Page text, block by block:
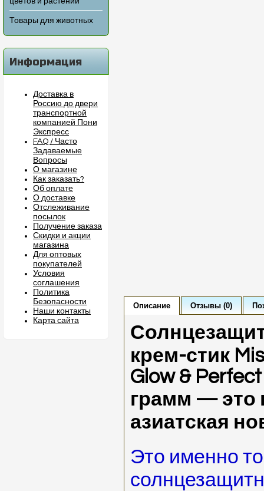
Товары для животных
Информация
Доставка в
Россию до двери
транспортной
компанией Пони
Экспресс
FAQ / Часто
Задаваемые
Вопросы
О магазине
Как заказать?
Об оплате
О доставке
Отслеживание
посылок
Получение заказа
Скидки и акции
магазина
Для оптовых
покупателей
Условия
соглашения
Политика
Безопасности
Наши контакты
Карта сайта
Описание Отзывы (0)
крем-стик
Glow &
грамм — это
азиатская
Это именно